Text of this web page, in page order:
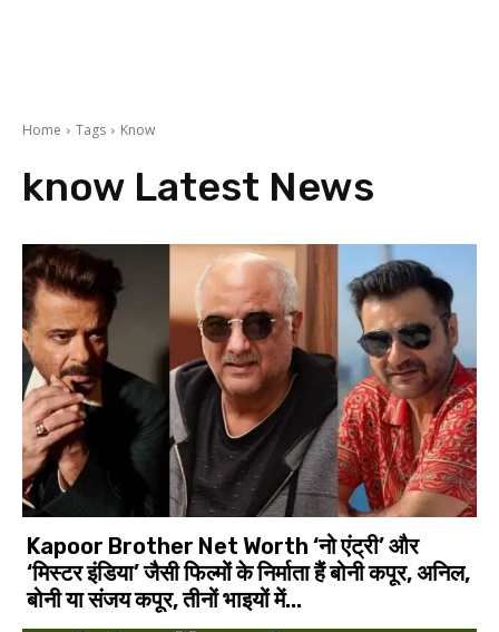
Home Tags Know
know Latest News
Kapoor Brother Net Worth ‘नो एंट्री’ और
‘मिस्टर इंडिया’ जैसी फिल्मों के निर्माता हैं बोनी कपूर, अनिल,
बोनी या संजय कपूर, तीनों भाइयों में...